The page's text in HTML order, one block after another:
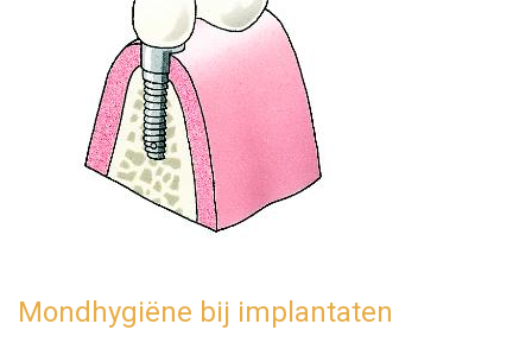
Mondhygiëne bij implantaten